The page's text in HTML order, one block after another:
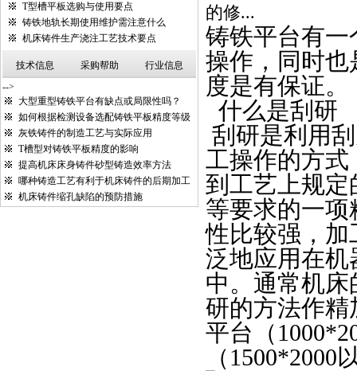
T型槽平板选购与使用要点
铸铁地轨长期使用维护需注意什么
机床铸件生产浇注工艺技术要点
技术信息 采购帮助
行业信息
-->
大型重型铸铁平台有缺点或局限性吗？
如何根据检测设备选配铸铁平板精度等级
灰铁铸件的制造工艺与实际应用
T槽型对铸铁平板精度的影响
提高机床床身铸件砂型铸造效率方法
哪种铸造工艺有利于机床铸件的后期加工
机床铸件缩孔缺陷的预防措施
的修...
铸铁平台有一
操作，同时也
度是有保证。
什么是刮研
刮研是利用
工操作的方式
到工艺上规定
等要求的一
性比较强，加
泛地应用在机
中。通常机
研的方法作精
平台（
（1500*2000